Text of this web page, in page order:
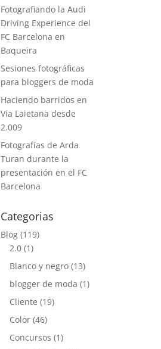
Fotografiando la Audi
Driving Experience del
FC Barcelona en
Baqueira
Sesiones fotográficas
para bloggers de moda
Haciendo barridos en
Via Laietana desde
2.009
Fotografías de Arda
Turan durante la
presentación en el FC
Barcelona
Categorias
Blog (119)
2.0 (1)
Blanco y negro (13)
blogger de moda (1)
Cliente (19)
Color (46)
Concursos (1)